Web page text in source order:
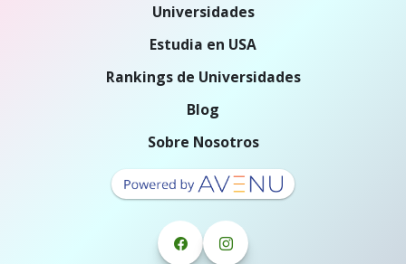
Universidades
Estudia en USA
Rankings de Universidades
Blog
Sobre Nosotros